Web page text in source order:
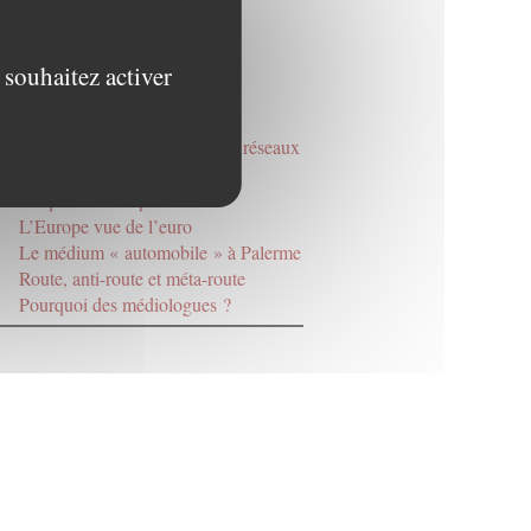
La scène terroriste
La bicyclette
Anciennes nations, nouveaux réseaux
L’Europe vue de l’euro
Le médium « automobile » à Palerme
Route, anti-route et méta-route
Pourquoi des médiologues ?
activer